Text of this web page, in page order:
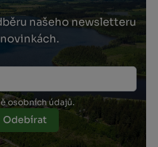
našeho newsletteru
osobních údajů.
Odebírat